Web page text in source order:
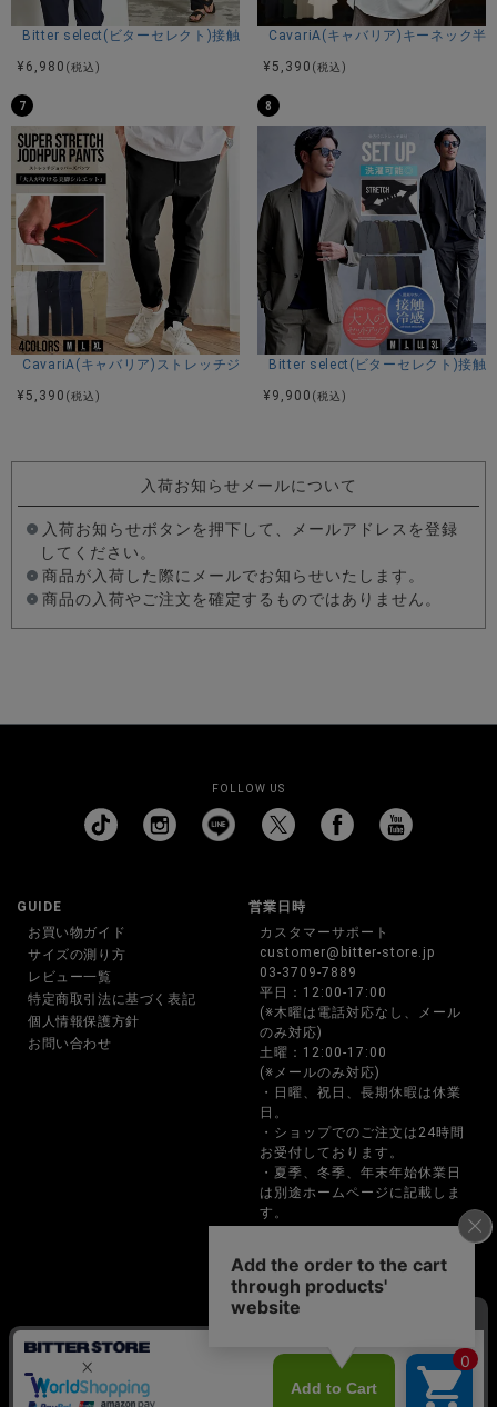
Bitter select(ビターセレクト)接触冷感スーパーストレッチバンドカラー
¥ 6,980 (税込)
CavariA(キャバリア)キーネック半
¥ 5,390 (税込)
7
CavariA(キャバリア)ストレッチジョッパーパンツ/全4色
¥ 5,390 (税込)
8
Bitter select(ビターセレクト)接触
¥ 9,900 (税込)
入荷お知らせメールについて
入荷お知らせボタンを押下して、メールアドレスを登録
してください。
商品が入荷した際にメールでお知らせいたします。
商品の入荷やご注文を確定するものではありません。
FOLLOW US
GUIDE
お買い物ガイド
サイズの測り方
レビュー一覧
特定商取引法に基づく表記
個人情報保護方針
お問い合わせ
営業日時
カスタマーサポート
customer@bitter-store.jp
03-3709-7889
平日：12:00-17:00
(※木曜は電話対応なし、メール
のみ対応)
土曜：12:00-17:00
(※メールのみ対応)
・日曜、祝日、長期休暇は休業
日。
・ショップでのご注文は24時間
お受付しております。
・夏季、冬季、年末年始休業日
は別途ホームページに記載しま
す。
・お電話でのご注文、お問い合
なります。
BITTER STORE(ビターストア)メンズファッション通販サイト
Copyright © P･B･I CO.,LTD. All rights reserved